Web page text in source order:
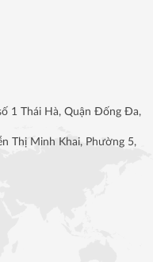
1 Thái Hà, Quận Đống Đa,
Thị Minh Khai, Phường 5,